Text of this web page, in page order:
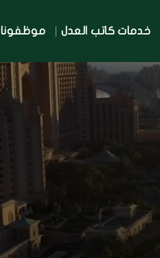
خدمات كاتب العدل موظفونا